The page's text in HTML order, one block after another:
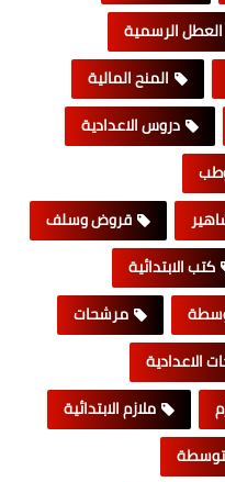
العطل الرسمية
المنح المالية
دروس الاعدادية
قروض وسلف
كتب الابتدائية
مرشحات
الاعدادية
ملازم الابتدائية